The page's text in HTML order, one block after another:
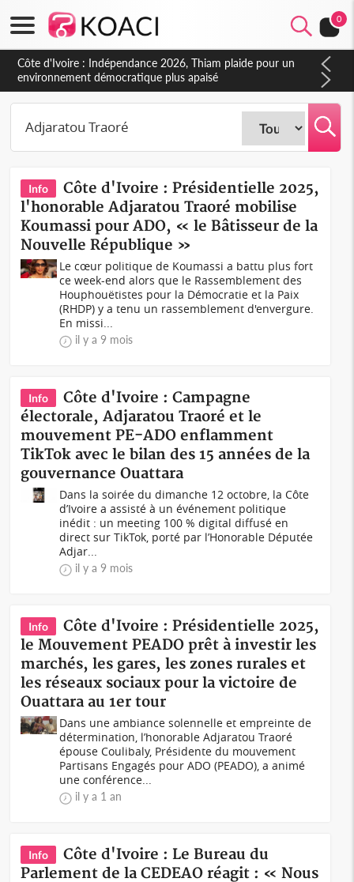
0
Côte d'Ivoire : Concours INFAS 2026, les convocations
seront disponibles à compter du samedi
Info
Côte d'Ivoire : Présidentielle 2025,
l'honorable Adjaratou Traoré mobilise
Koumassi pour ADO, « le Bâtisseur de la
Nouvelle République »
Le cœur politique de Koumassi a battu plus fort
ce week-end alors que le Rassemblement des
Houphouëtistes pour la Démocratie et la Paix
(RHDP) y a tenu un rassemblement d'envergure.
En missi...
il y a 9 mois
Info
Côte d'Ivoire : Campagne
électorale, Adjaratou Traoré et le
mouvement PE-ADO enflamment
TikTok avec le bilan des 15 années de la
gouvernance Ouattara
Dans la soirée du dimanche 12 octobre, la Côte
d’Ivoire a assisté à un événement politique
inédit : un meeting 100 % digital diffusé en
direct sur TikTok, porté par l’Honorable Députée
Adjar...
il y a 9 mois
Info
Côte d'Ivoire : Présidentielle 2025,
le Mouvement PEADO prêt à investir les
marchés, les gares, les zones rurales et
les réseaux sociaux pour la victoire de
Ouattara au 1er tour
Dans une ambiance solennelle et empreinte de
détermination, l’honorable Adjaratou Traoré
épouse Coulibaly, Présidente du mouvement
Partisans Engagés pour ADO (PEADO), a animé
une conférence...
il y a 1 an
Info
Côte d'Ivoire : Le Bureau du
Parlement de la CEDEAO réagit : « Nous